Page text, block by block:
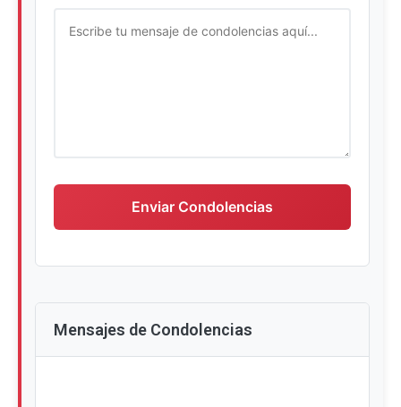
Enviar Condolencias
Mensajes de Condolencias